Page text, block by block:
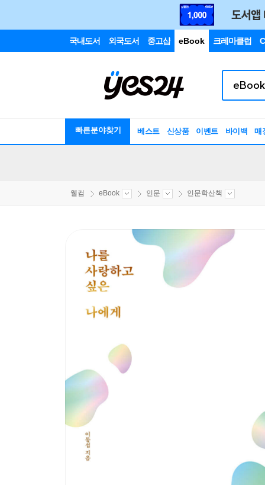
국내도서 외국도서 중고샵 eBook 크레마클럽
빠른분야찾기 베스트 신상품 이벤트 바이백 매
웰컴 eBook 인문 인문학산책